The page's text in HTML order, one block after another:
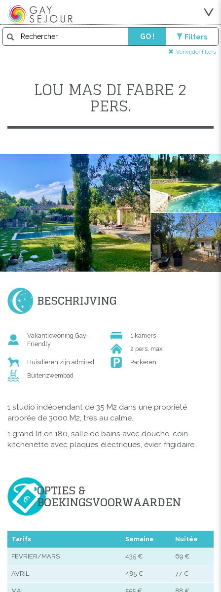
GO ! Filters
Verwijder filters
LOU MAS DI FABRE 2
PERS.
BESCHRIJVING
Vakantiewoning Gay-
Friendly
1 kamers
2 pers. max
Huisdieren zijn admited
Parkeren
Buitenzwembad
1 studio indépendant de 35 M2 dans une propriété
arborée de 3000 M2, très au calme.
1 grand lit en 180, salle de bains avec douche, coin
kitchenette avec plaques électriques, évier, frigidaire.
OPTIES &
BOEKINGSVOORWAARDEN
Tarifs Semaine Nuitée
FEVRIER/MARS 435 € 69 €
AVRIL 485 € 77 €